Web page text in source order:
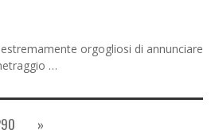
orgogliosi di annunciare
…
»